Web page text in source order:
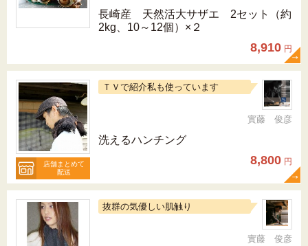
長崎産 天然活大サザエ 2セット（約
2kg、10～12個）×２
8,910 円
店舗まとめて
配送
ＴＶで紹介私も使っています
實藤 俊彦
洗えるハンチング
8,800 円
抜群の気優しい肌触り
實藤 俊彦